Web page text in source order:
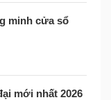
minh cửa sổ
mới nhất 2026